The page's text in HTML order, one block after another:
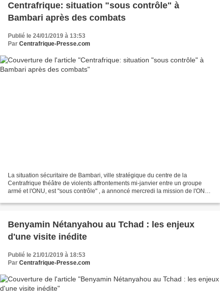
Centrafrique: situation "sous contrôle" à
Bambari après des combats
Publié le 24/01/2019 à 13:53
Par Centrafrique-Presse.com
La situation sécuritaire de Bambari, ville stratégique du centre de la
Centrafrique théâtre de violents affrontements mi-janvier entre un groupe
armé et l'ONU, est "sous contrôle" , a annoncé mercredi la mission de l'ONU
Benyamin Nétanyahou au Tchad : les enjeux
d'une visite inédite
Publié le 21/01/2019 à 18:53
Par Centrafrique-Presse.com